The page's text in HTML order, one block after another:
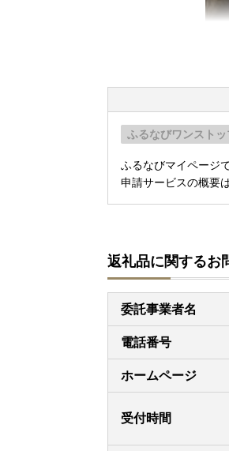
ふるなびワンスト
ふるなびマイページ
申請サービスの概要
返礼品に関するお
委託事業者名
電話番号
ホームページ
受付時間